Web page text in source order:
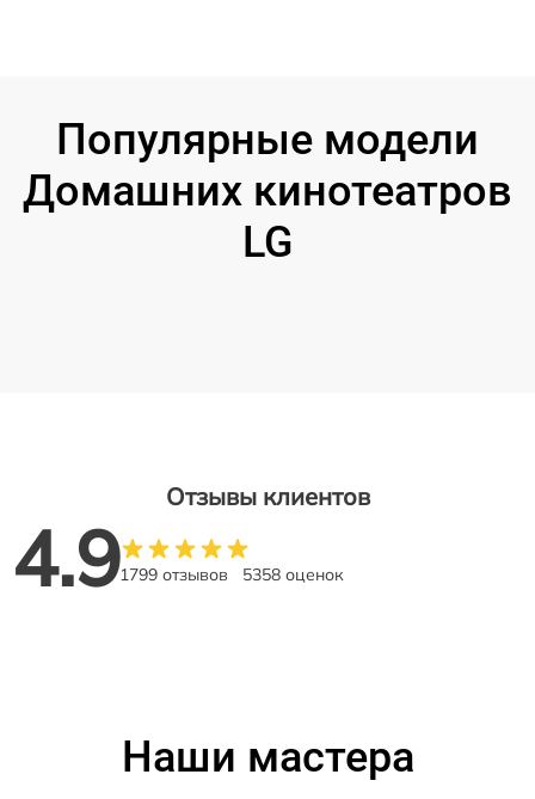
Популярные модели
Домашних кинотеатров
LG
Отзывы клиентов
4.91799 отзывов 5358 оценок
Наши мастера